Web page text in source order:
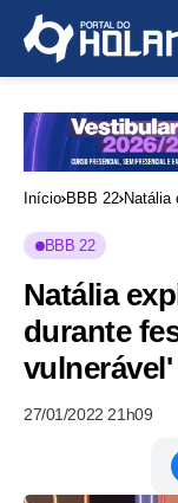
Início BBB 22 Natália
BBB 22
Natália
durante
vulnerável'
27/01/2022 21h09